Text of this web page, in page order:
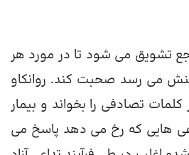
تشویق می شود تا در مورد هر
می رسد صحبت کند. روانکاو
تصادفی را بخواند و بیمار
هایی که رخ می دهد پاسخ می